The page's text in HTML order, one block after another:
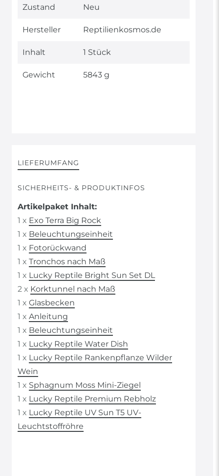
Technisches
Wert
Zustand Neu
Hersteller Reptilienkosmos.de
Inhalt 1 Stück
Gewicht 5843 g
LIEFERUMFANG
SICHERHEITS- & PRODUKTINFOS
Artikelpaket Inhalt:
1 x Exo Terra Big Rock
1 x Beleuchtungseinheit
1 x Fotorückwand
1 x Tronchos nach Maß
1 x Lucky Reptile Bright Sun Set DL
2 x Korktunnel nach Maß
1 x Glasbecken
1 x Anleitung
1 x Beleuchtungseinheit
1 x Lucky Reptile Water Dish
1 x Lucky Reptile Rankenpflanze Wilder
Wein
1 x Sphagnum Moss Mini-Ziegel
1 x Lucky Reptile Premium Rebholz
1 x Lucky Reptile UV Sun T5 UV-
Leuchtstoffröhre